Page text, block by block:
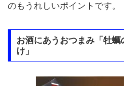
のもうれしいポイントです。
お酒にあうおつまみ「牡
け」